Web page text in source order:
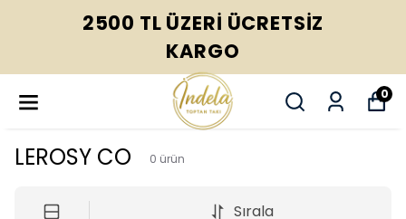
2500 TL ÜZERI ÜCRETSIZ
KARGO
0
LEROSY CO 0 ürün
Sırala